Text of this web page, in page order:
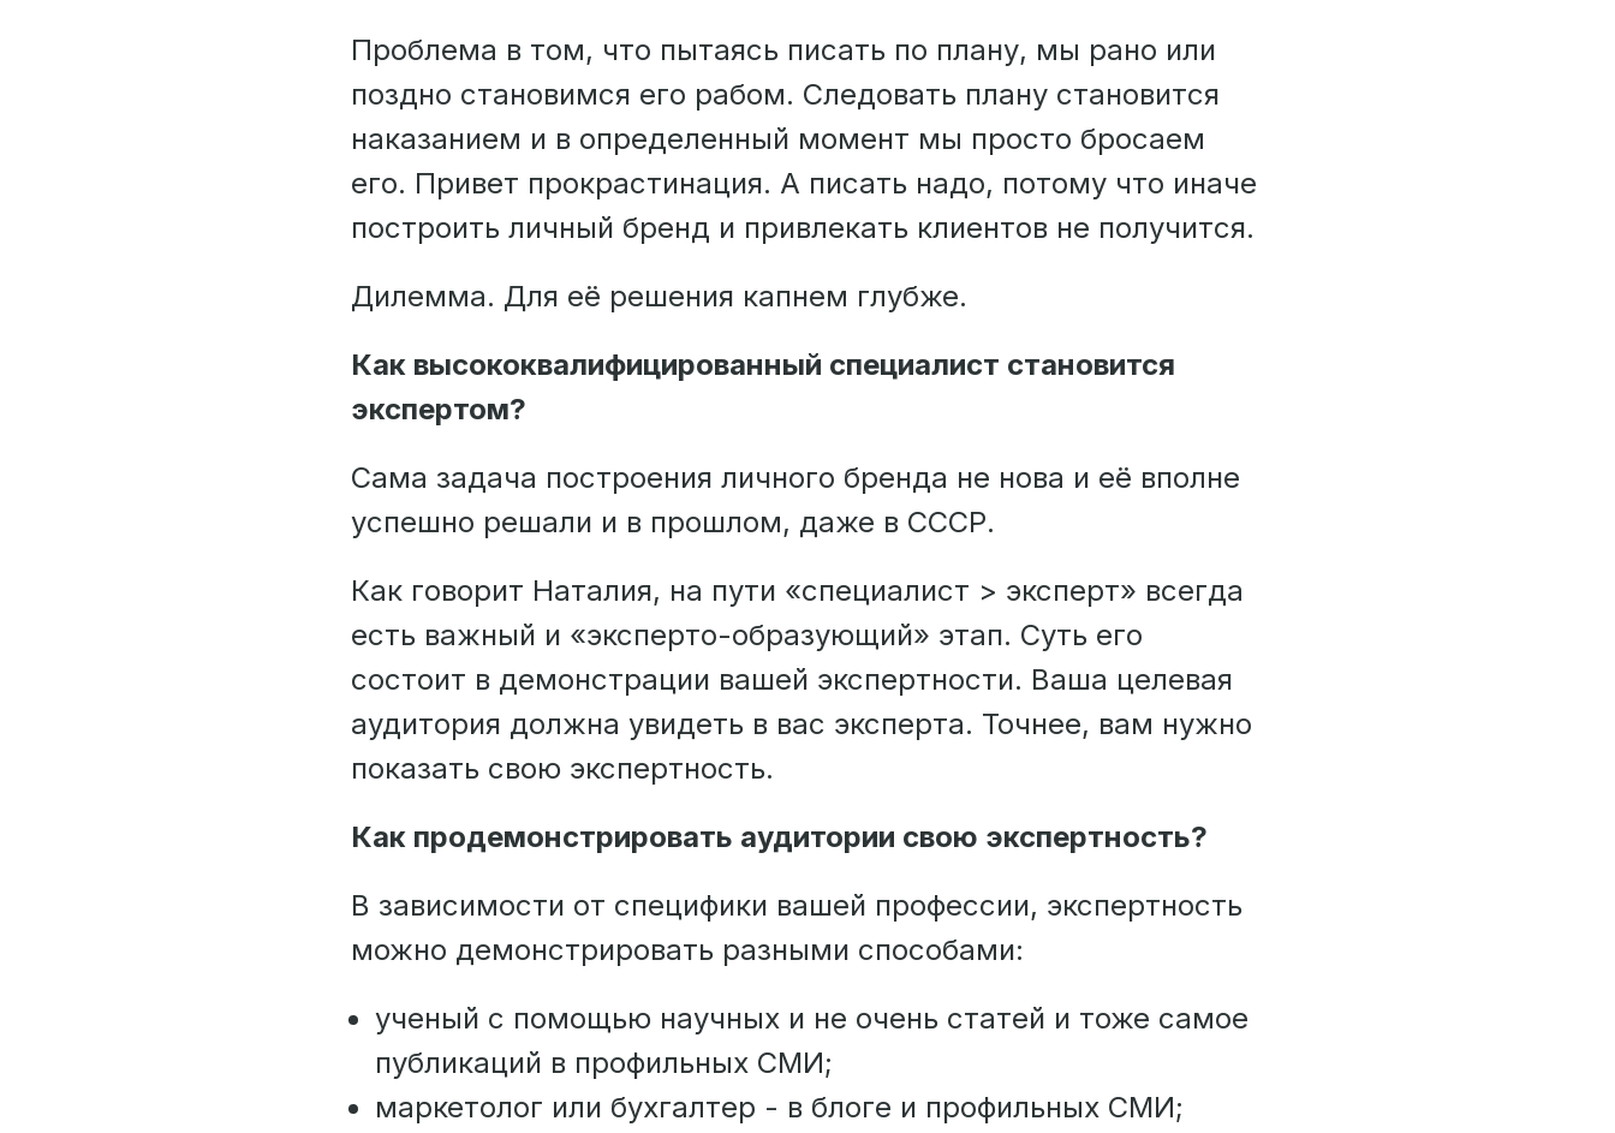
Проблема в том, что пытаясь писать по плану, мы рано или
поздно становимся его рабом. Следовать плану становится
наказанием и в определенный момент мы просто бросаем
его. Привет прокрастинация. А писать надо, потому что иначе
построить личный бренд и привлекать клиентов не получится.
Дилемма. Для её решения капнем глубже.
Как высококвалифицированный специалист становится
экспертом?
Сама задача построения личного бренда не нова и её вполне
успешно решали и в прошлом, даже в СССР.
Как говорит Наталия, на пути «специалист > эксперт» всегда
есть важный и «эксперто-образующий» этап. Суть его
состоит в демонстрации вашей экспертности. Ваша целевая
аудитория должна увидеть в вас эксперта. Точнее, вам нужно
показать свою экспертность.
Как продемонстрировать аудитории свою экспертность?
В зависимости от специфики вашей профессии, экспертность
можно демонстрировать разными способами:
ученый с помощью научных и не очень статей и тоже самое
публикаций в профильных СМИ;
маркетолог или бухгалтер - в блоге и профильных СМИ;